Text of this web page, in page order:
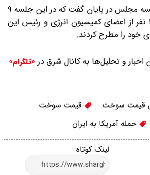
این عضو هیات رئیسه مجلس در پایان گفت که در این جلسه ۹
نفر از نمایندگان، ۳ نفر از اعضای کمیسیون انرژی و رئیس این
خود را مطرح کردند.
اخبار و تحلیل‌ها به کانال شرق در «تلگرام»
قیمت سوخت
قیمت سوخت
حمله آمریکا به ایران
لینک کوتاه